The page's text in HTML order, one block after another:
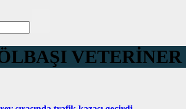
VETERİNER